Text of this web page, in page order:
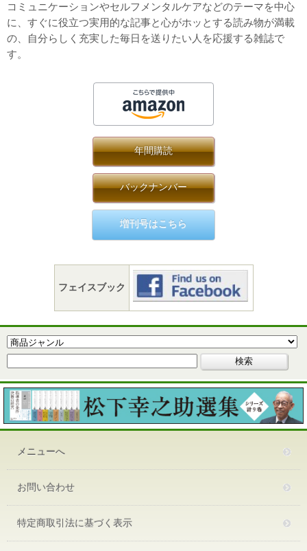
コミュニケーションやセルフメンタルケアなどのテーマを中心
に、すぐに役立つ実用的な記事と心がホッとする読み物が満載
の、自分らしく充実した毎日を送りたい人を応援する雑誌で
す。
年間購読
バックナンバー
増刊号はこちら
フェイスブック
メニューへ
お問い合わせ
特定商取引法に基づく表示